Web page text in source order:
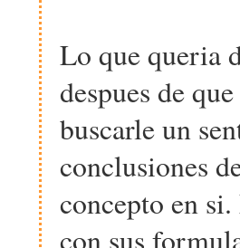
Lo que queria
despues de
buscarle un
conclusiones
concepto en
con sus